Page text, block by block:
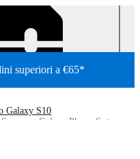
superiori a €65*
Galaxy S10
Samsung Galaxy Phone S